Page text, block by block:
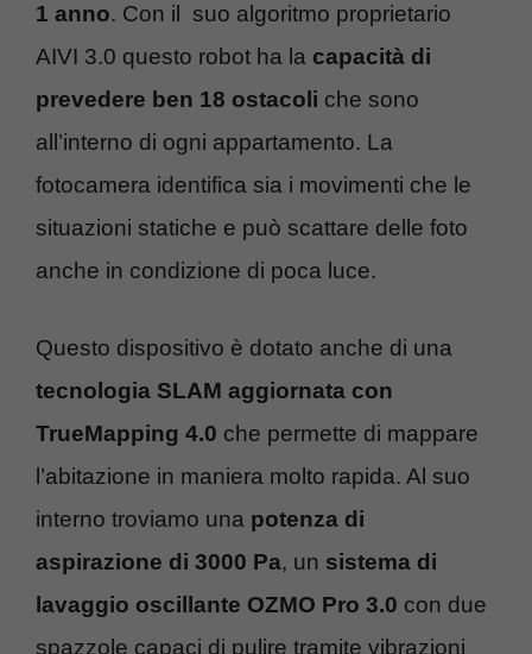
1 anno. Con il suo algoritmo proprietario
AIVI 3.0 questo robot ha la capacità di
prevedere ben 18 ostacoli che sono
all’interno di ogni appartamento. La
fotocamera identifica sia i movimenti che le
situazioni statiche e può scattare delle foto
anche in condizione di poca luce.
Questo dispositivo è dotato anche di una
tecnologia SLAM aggiornata con
TrueMapping 4.0 che permette di mappare
l’abitazione in maniera molto rapida. Al suo
interno troviamo una potenza di
aspirazione di 3000 Pa, un sistema di
lavaggio oscillante OZMO Pro 3.0 con due
spazzole capaci di pulire tramite vibrazioni